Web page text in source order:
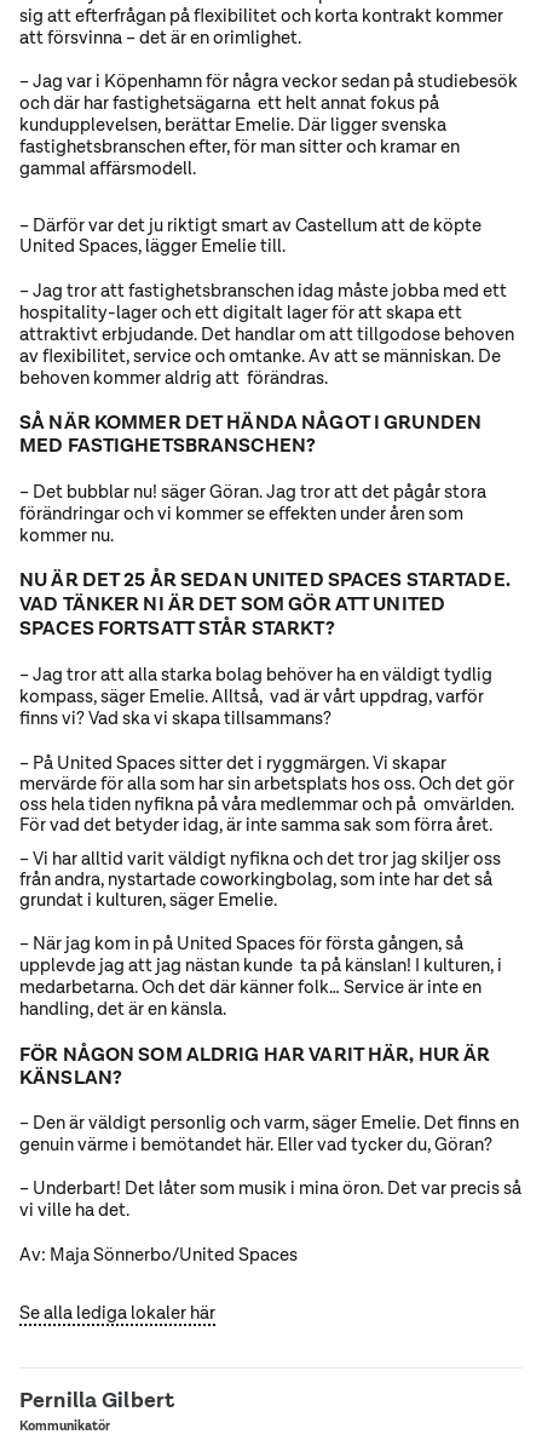
sig att efterfrågan på flexibilitet och korta kontrakt kommer
att försvinna – det är en orimlighet.
– Jag var i Köpenhamn för några veckor sedan på studiebesök
och där har fastighetsägarna ett helt annat fokus på
kundupplevelsen, berättar Emelie. Där ligger svenska
fastighetsbranschen efter, för man sitter och kramar en
gammal affärsmodell.
– Därför var det ju riktigt smart av Castellum att de köpte
United Spaces, lägger Emelie till.
– Jag tror att fastighetsbranschen idag måste jobba med ett
hospitality-lagerochett digitalt lager för att skapa ett
attraktivt erbjudande. Det handlar om att tillgodose behoven
av flexibilitet, service och omtanke. Av att se människan. De
behoven kommer aldrig att förändras.
SÅ NÄR KOMMER DET HÄNDA NÅGOT I GRUNDEN
MED FASTIGHETSBRANSCHEN?
– Det bubblar nu! säger Göran. Jag tror att det pågår stora
förändringar och vi kommer se effekten under åren som
kommer nu.
NU ÄR DET 25 ÅR SEDAN UNITED SPACES STARTADE.
VAD TÄNKER NI ÄR DET SOM GÖR ATT UNITED
SPACES FORTSATT STÅR STARKT?
– Jag tror att alla starka bolag behöver ha en väldigt tydlig
kompass, säger Emelie. Alltså, vad är vårt uppdrag, varför
finns vi? Vad ska vi skapa tillsammans?
– På United Spaces sitter det i ryggmärgen. Vi skapar
mervärde för alla som har sin arbetsplats hos oss. Och det gör
oss hela tiden nyfikna på våra medlemmar och på omvärlden.
För vad det betyder idag, är inte samma sak som förra året.
– Vi har alltid varit väldigt nyfikna och det tror jag skiljer oss
från andra, nystartade coworkingbolag, som inte har det så
grundat i kulturen, säger Emelie.
– När jag kom in på United Spaces för första gången, så
upplevde jag att jag nästan kunde ta på känslan! I kulturen, i
medarbetarna. Och det där känner folk… Service är inte en
handling, det är en känsla.
FÖR NÅGON SOM ALDRIG HAR VARIT HÄR, HUR ÄR
KÄNSLAN?
– Den är väldigt personlig och varm, säger Emelie. Det finns en
genuin värme i bemötandet här. Eller vad tycker du, Göran?
– Underbart! Det låter som musik i mina öron. Det var precis så
vi ville ha det.
Av: Maja Sönnerbo/United Spaces
Se alla lediga lokaler här
Pernilla Gilbert
Kommunikatör